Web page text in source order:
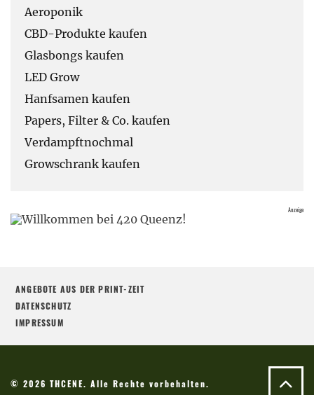
Aeroponik
CBD-Produkte kaufen
Glasbongs kaufen
LED Grow
Hanfsamen kaufen
Papers, Filter & Co. kaufen
Verdampftnochmal
Growschrank kaufen
ANGEBOTE AUS DER PRINT-ZEIT
DATENSCHUTZ
IMPRESSUM
© 2026 THCENE. Alle Rechte vorbehalten.